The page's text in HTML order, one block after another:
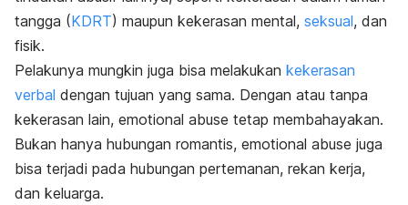
tangga (KDRT) maupun kekerasan mental, seksual, dan
fisik.
Pelakunya mungkin juga bisa melakukan kekerasan
verbal dengan tujuan yang sama. Dengan atau tanpa
kekerasan lain, emotional abuse tetap membahayakan.
Bukan hanya hubungan romantis, emotional abuse juga
bisa terjadi pada hubungan pertemanan, rekan kerja,
dan keluarga.